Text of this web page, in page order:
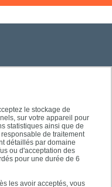
le stockage de
sur votre appareil pour
statistiques ainsi que de
de traitement
détaillés par domaine
ou d'acceptation des
pour une durée de 6
les avoir acceptés, vous